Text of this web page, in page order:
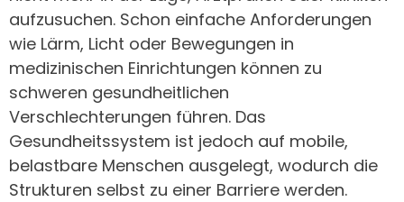
aufzusuchen. Schon einfache Anforderungen
wie Lärm, Licht oder Bewegungen in
medizinischen Einrichtungen können zu
schweren gesundheitlichen
Verschlechterungen führen. Das
Gesundheitssystem ist jedoch auf mobile,
belastbare Menschen ausgelegt, wodurch die
Strukturen selbst zu einer Barriere werden.